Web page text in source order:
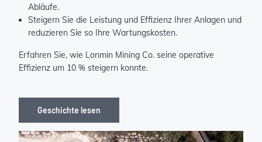
Abläufe.
Steigern Sie die Leistung und Effizienz Ihrer Anlagen und
reduzieren Sie so Ihre Wartungskosten.
Erfahren Sie, wie Lonmin Mining Co. seine operative
Effizienz um 10 % steigern konnte.
Geschichte lesen